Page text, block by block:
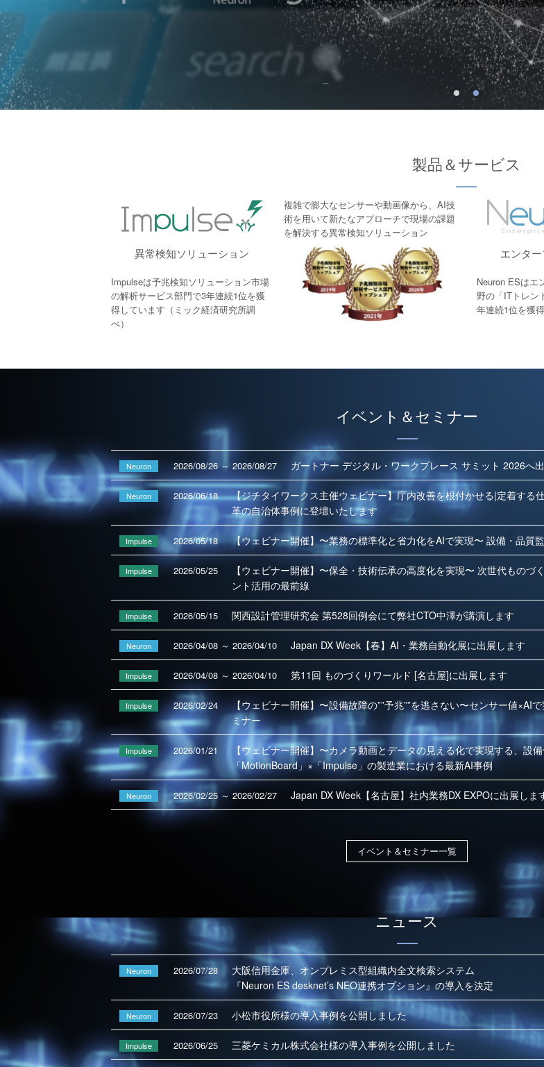
製品＆サービス
異常検知ソリューション
複雑で膨大なセンサーや動画像から、AI技
術を用いて新たなアプローチで現場の課題
を解決する異常検知ソリューション
Impulseは予兆検知ソリューション市場
の解析サービス部門で3年連続1位を獲
得しています（ミック経済研究所調
べ）
エンタ
Neuron ESはエ
野の「ITトレン
年連続1位を獲
イベント＆セミナー
Neuron 2026/08/26 ～ 2026/08/27 ガートナー デジタル・ワークプレース サミット 2026へ
Neuron 2026/06/18
【ジチタイワークス主催ウェビナー】庁内改善を根付かせる|定着する
革の自治体事例に登壇いたします
Impulse 2026/05/18 【ウェビナー開催】〜業務の標準化と省力化をAIで実現〜 設備・品質
Impulse 2026/05/25
【ウェビナー開催】〜保全・技術伝承の高度化を実現〜 次世代ものづ
ント活用の最前線
Impulse 2026/05/15 関西設計管理研究会 第528回例会にて弊社CTO中澤が講演します
Neuron 2026/04/08 ～ 2026/04/10 Japan DX Week【春】AI・業務自動化展に出展します
Impulse 2026/04/08 ～ 2026/04/10 第11回 ものづくりワールド [名古屋]に出展します
Impulse 2026/02/24
【ウェビナー開催】〜設備故障の””予兆””を逃さない〜センサー値×AI
ミナー
Impulse 2026/01/21
【ウェビナー開催】〜カメラ動画とデータの見える化で実現する、設
「MotionBoard」×「Impulse」の製造業における最新AI事例
Neuron 2026/02/25 ～ 2026/02/27 Japan DX Week【名古屋】社内業務DX EXPOに出展しま
イベント＆セミナー一覧
ニュース
Neuron 2026/07/28
大阪信用金庫、オンプレミス型組織内全文検索システム
『Neuron ES desknet’s NEO連携オプション』の導入を決定
Neuron 2026/07/23 小松市役所様の導入事例を公開しました
Impulse 2026/06/25 三菱ケミカル株式会社様の導入事例を公開しました